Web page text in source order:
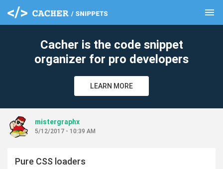
menu
Cacher is the code snippet
organizer for pro developers
LEARN MORE
mistergraphx
5/12/2017 - 10:39 AM
Pure CSS loaders
clear